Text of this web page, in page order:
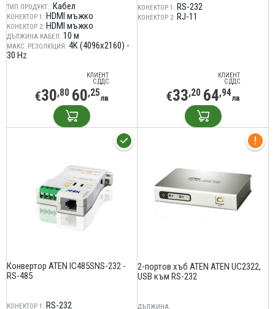
ТИП ПРОДУКТ.: Кабел
КОНЕКТОР 1: HDMI мъжко
КОНЕКТОР 2: HDMI мъжко
ДЪЛЖИНА КАБЕЛ: 10 м
МАКС. РЕЗОЛЮЦИЯ: 4K (4096x2160) -
30 Hz
КЛИЕНТ
С ДДС
€30,80 60,25лв
КОНЕКТОР 1: RS-232
КОНЕКТОР 2: RJ-11
КЛИЕНТ
С ДДС
€33,20 64,94лв
Конвертор ATEN IC485SNS-232 -
RS-485
КОНЕКТОР 1: RS-232
2-портов хъб ATEN ATEN UC2322,
USB към RS-232
ДЪЛЖИНА: